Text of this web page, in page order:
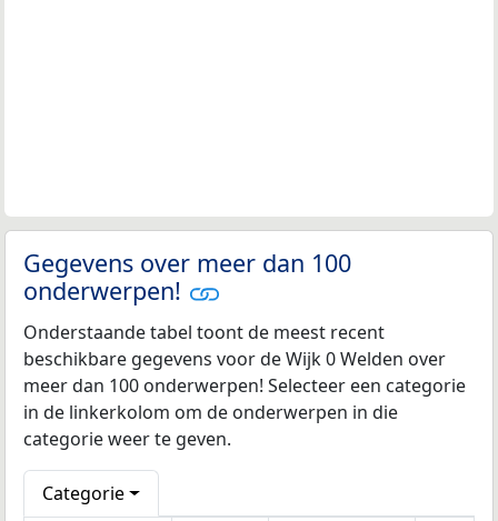
Gegevens over meer dan 100
onderwerpen!
Onderstaande tabel toont de meest recent
beschikbare gegevens voor de Wijk 0 Welden over
meer dan 100 onderwerpen! Selecteer een categorie
in de linkerkolom om de onderwerpen in die
categorie weer te geven.
Categorie